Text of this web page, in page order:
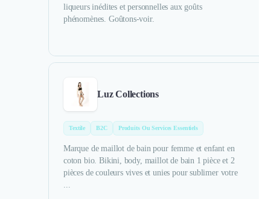
liqueurs inédites et personnelles aux goûts
phénomènes. Goûtons-voir.
Luz Collections
Textile B2C Produits Ou Services Essentiels
Marque de maillot de bain pour femme et enfant en
coton bio. Bikini, body, maillot de bain 1 pièce et 2
pièces de couleurs vives et unies pour sublimer votre